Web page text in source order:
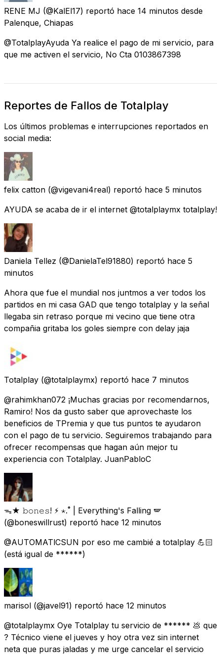
RENE MJ (@KalEl17) reportó hace 14 minutos desde
Palenque, Chiapas
@TotalplayAyuda Ya realice el pago de mi servicio, para
que me activen el servicio, No Cta 0103867398
Reportes de Fallos de Totalplay
Los últimos problemas e interrupciones reportados en
social media:
felix catton (@vigevani4real) reportó hace 5 minutos
AYUDA se acaba de ir el internet @totalplaymx totalplay!
Daniela Tellez (@DanielaTel91880) reportó hace 5
minutos
Ahora que fue el mundial nos juntmos a ver todos los
partidos en mi casa GAD que tengo totalplay y la señal
llegaba sin retraso porque mi vecino que tiene otra
compañia gritaba los goles siempre con delay jaja
Totalplay (@totalplaymx) reportó hace 7 minutos
@rahimkhan072 ¡Muchas gracias por recomendarnos,
Ramiro! Nos da gusto saber que aprovechaste los
beneficios de TPremia y que tus puntos te ayudaron
con el pago de tu servicio. Seguiremos trabajando para
ofrecer recompensas que hagan aún mejor tu
experiencia con Totalplay. JuanPabloC
ᯓ★ 𝚋𝚘𝚗𝚎𝚜! ⚡︎ ⋆.˚ | Everything's Falling 🪽
(@boneswillrust) reportó hace 12 minutos
@AUTOMATlCSUN por eso me cambié a totalplay 💪🏻
(está igual de ******)
marisol (@javel91) reportó hace 12 minutos
@totalplaymx Oye Totalplay tu servicio de ****** 💩 que
? Técnico viene el jueves y hoy otra vez sin internet
neta que puras jaladas y me urge cancelar el servicio